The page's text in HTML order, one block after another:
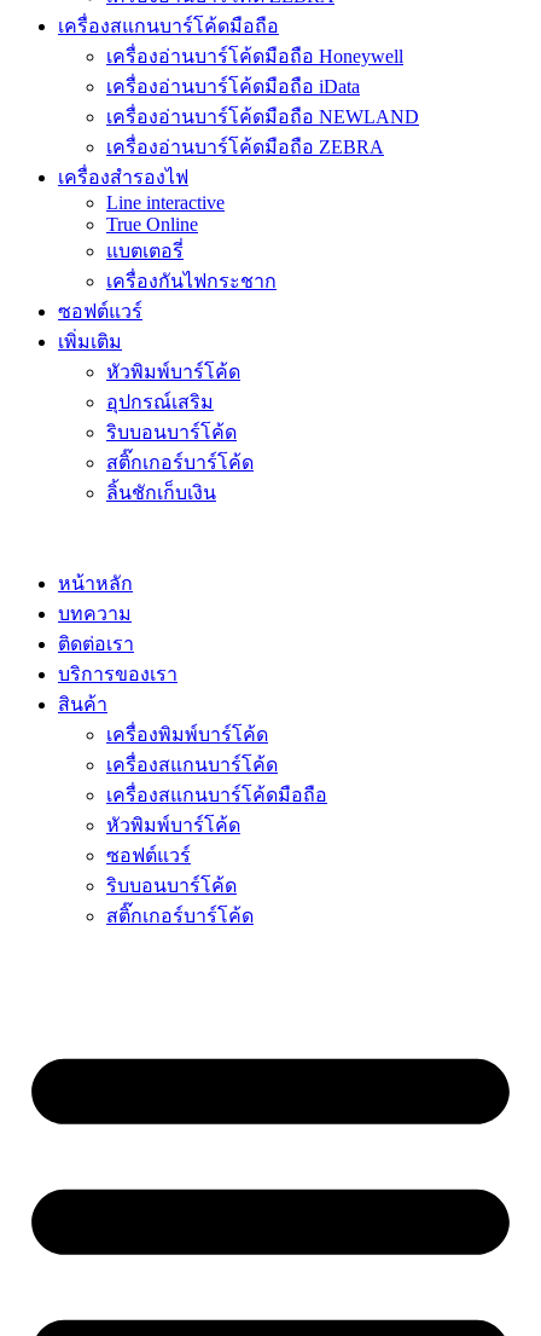
เครื่องสแกนบาร์โค้ดมือถือ
เครื่องอ่านบาร์โค้ดมือถือ Honeywell
เครื่องอ่านบาร์โค้ดมือถือ iData
เครื่องอ่านบาร์โค้ดมือถือ NEWLAND
เครื่องอ่านบาร์โค้ดมือถือ ZEBRA
เครื่องสำรองไฟ
Line interactive
True Online
แบตเตอรี่
เครื่องกันไฟกระชาก
ซอฟต์แวร์
เพิ่มเติม
หัวพิมพ์บาร์โค้ด
อุปกรณ์เสริม
ริบบอนบาร์โค้ด
สติ๊กเกอร์บาร์โค้ด
ลิ้นชักเก็บเงิน
หน้าหลัก
บทความ
ติดต่อเรา
บริการของเรา
สินค้า
เครื่องพิมพ์บาร์โค้ด
เครื่องสแกนบาร์โค้ด
เครื่องสแกนบาร์โค้ดมือถือ
หัวพิมพ์บาร์โค้ด
ซอฟต์แวร์
ริบบอนบาร์โค้ด
สติ๊กเกอร์บาร์โค้ด